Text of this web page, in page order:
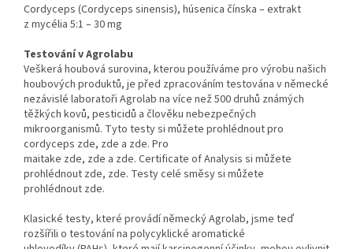
Cordyceps (Cordyceps sinensis), húsenica čínska – extrakt
z mycélia 5:1 – 30 mg
Testování v Agrolabu
Veškerá houbová surovina, kterou používáme pro výrobu našich
houbových produktů, je před zpracováním testována v německé
nezávislé laboratoři Agrolab na více než 500 druhů známých
těžkých kovů, pesticidů a člověku nebezpečných
mikroorganismů. Tyto testy si můžete prohlédnout pro
cordyceps zde, zde a zde. Pro
maitake zde, zde a zde. Certificate of Analysis si můžete
prohlédnout zde, zde. Testy celé směsy si můžete
prohlédnout zde.
Klasické testy, které provádí německý Agrolab, jsme teď
rozšířili o testování na polycyklické aromatické